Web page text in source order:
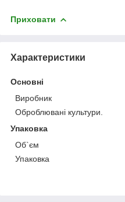
Приховати
Характеристики
Основні
Виробник
Оброблювані культури.
Упаковка
Об`єм
Упаковка